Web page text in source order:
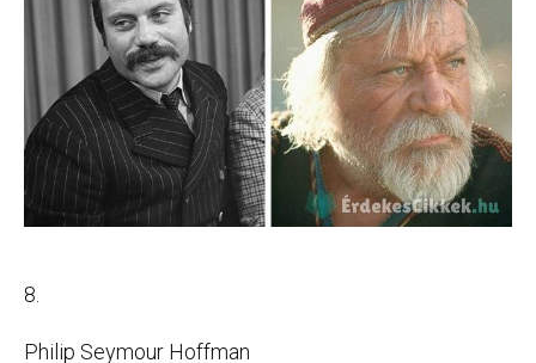
8.
Philip Seymour Hoffman